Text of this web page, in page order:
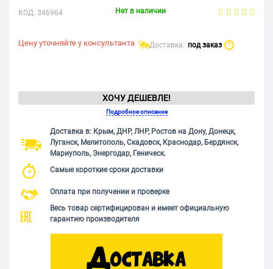
КОД: 346964 Нет в наличии
Цену уточняйте у консультанта Доставка: под заказ ?
ХОЧУ ДЕШЕВЛЕ!
Подробное описание
Доставка в: Крым, ДНР, ЛНР, Ростов на Дону, Донецк,
Луганск, Мелитополь, Скадовск, Краснодар, Бердянск,
Мариуполь, Энергодар, Геническ.
Самые короткие сроки доставки
Оплата при получении и проверке
Весь товар сертифицирован и имеет официальную
гарантию производителя